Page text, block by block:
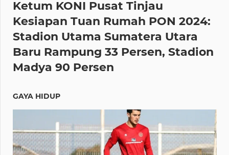
3 April 2024
Ketum KONI Pusat Tinjau
Kesiapan Tuan Rumah PON 2024:
Stadion Utama Sumatera Utara
Baru Rampung 33 Persen, Stadion
GAYA HIDUP